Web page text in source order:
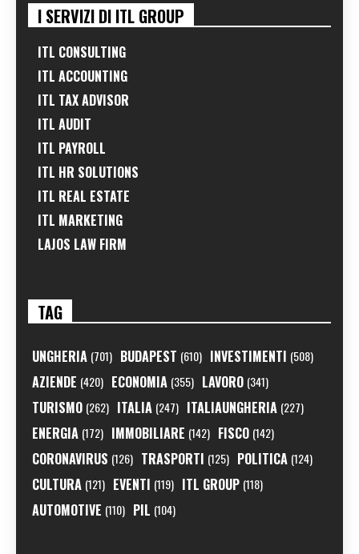
I SERVIZI DI ITL GROUP
ITL CONSULTING
ITL ACCOUNTING
ITL TAX ADVISOR
ITL AUDIT
ITL PAYROLL
ITL HR SOLUTIONS
ITL REAL ESTATE
ITL MARKETING
LAJOS LAW FIRM
TAG
UNGHERIA (701) BUDAPEST (610) INVESTIMENTI (508)
AZIENDE (420) ECONOMIA (355) LAVORO (341)
TURISMO (262) ITALIA (247) ITALIAUNGHERIA (227)
ENERGIA (172) IMMOBILIARE (142) FISCO (142)
CORONAVIRUS (126) TRASPORTI (125) POLITICA (124)
CULTURA (121) EVENTI (119) ITL GROUP (118)
AUTOMOTIVE (110) PIL (104)